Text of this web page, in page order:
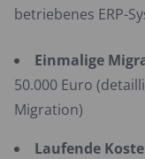
betriebenes ERP-
Einmalige
50.000 Euro
Migration)
Laufende